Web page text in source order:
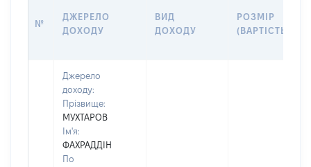
№
ДЖЕРЕЛО
ДОХОДУ
ВИД
ДОХОДУ
РОЗМІР
(ВАРТІСТЬ)
Джерело
доходу:
Прізвище:
МУХТАРОВ
Ім'я:
ФАХРАДДІН
По